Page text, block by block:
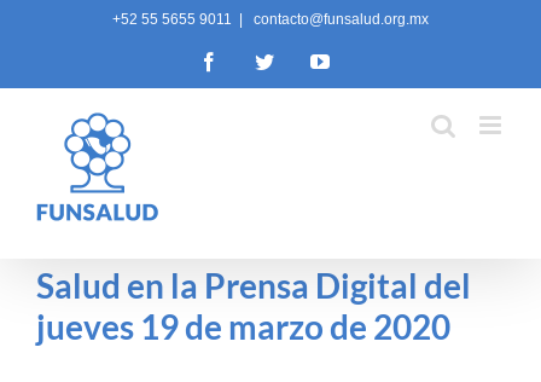
+52 55 5655 9011 contacto@funsalud.org.mx
FacebookTwitterYouTube
Salud en la Prensa Digital del
jueves 19 de marzo de 2020